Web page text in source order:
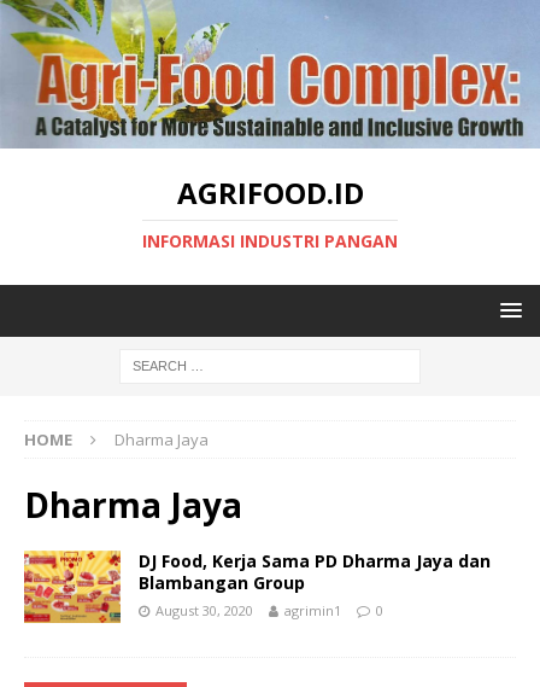
AGRIFOOD.ID
INFORMASI INDUSTRI PANGAN
HOME Dharma Jaya
Dharma Jaya
DJ Food, Kerja Sama PD Dharma Jaya dan
Blambangan Group
August 30, 2020 agrimin1 0